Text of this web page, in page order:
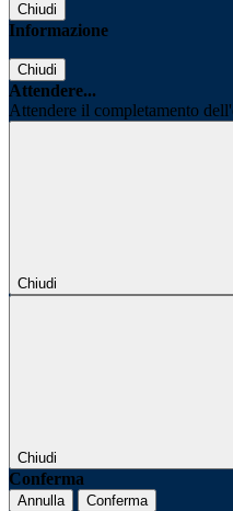
Chiudi
Informazione
Chiudi
Attendere...
Attendere il completamento
Chiudi
Chiudi
Conferma
Annulla Conferma